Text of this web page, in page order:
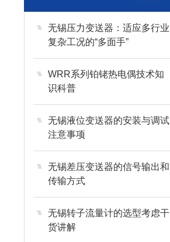
无锡压力变送器：适应多行业
复杂工况的“多面手”
WRR系列铂铑热电偶技术知
识科普
无锡液位变送器的安装与调试
注意事项
无锡差压变送器的信号输出和
传输方式
无锡转子流量计的选型考虑干
货讲解